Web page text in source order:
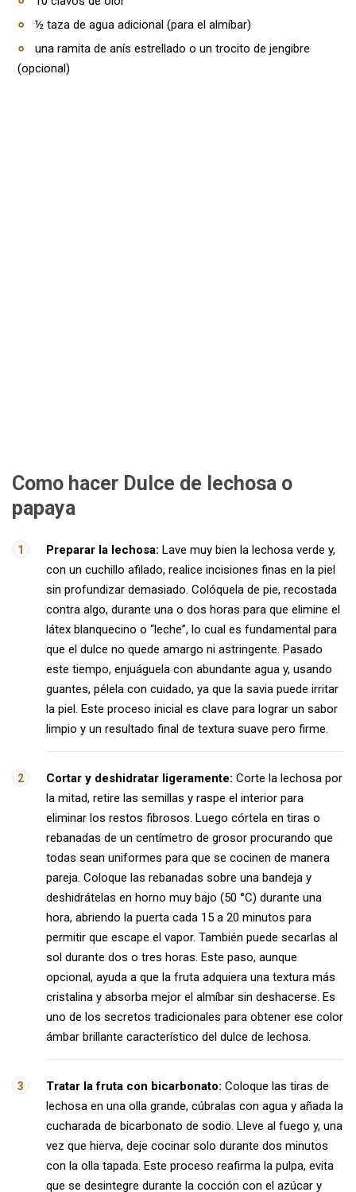
½ taza de agua adicional (para el almíbar)
una ramita de anís estrellado o un trocito de jengibre
(opcional)
Como hacer Dulce de lechosa o
papaya
Preparar la lechosa: Lave muy bien la lechosa verde y,
con un cuchillo afilado, realice incisiones finas en la piel
sin profundizar demasiado. Colóquela de pie, recostada
contra algo, durante una o dos horas para que elimine el
látex blanquecino o “leche”, lo cual es fundamental para
que el dulce no quede amargo ni astringente. Pasado
este tiempo, enjuáguela con abundante agua y, usando
guantes, pélela con cuidado, ya que la savia puede irritar
la piel. Este proceso inicial es clave para lograr un sabor
limpio y un resultado final de textura suave pero firme.
Cortar y deshidratar ligeramente: Corte la lechosa por
la mitad, retire las semillas y raspe el interior para
eliminar los restos fibrosos. Luego córtela en tiras o
rebanadas de un centímetro de grosor procurando que
todas sean uniformes para que se cocinen de manera
pareja. Coloque las rebanadas sobre una bandeja y
deshidrátelas en horno muy bajo (50 °C) durante una
hora, abriendo la puerta cada 15 a 20 minutos para
permitir que escape el vapor. También puede secarlas al
sol durante dos o tres horas. Este paso, aunque
opcional, ayuda a que la fruta adquiera una textura más
cristalina y absorba mejor el almíbar sin deshacerse. Es
uno de los secretos tradicionales para obtener ese color
ámbar brillante característico del dulce de lechosa.
Tratar la fruta con bicarbonato: Coloque las tiras de
lechosa en una olla grande, cúbralas con agua y añada la
cucharada de bicarbonato de sodio. Lleve al fuego y, una
vez que hierva, deje cocinar solo durante dos minutos
con la olla tapada. Este proceso reafirma la pulpa, evita
que se desintegre durante la cocción con el azúcar y